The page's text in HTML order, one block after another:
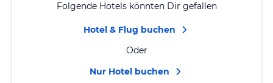
Folgende Hotels könnten Dir gefallen
Hotel & Flug buchen
Oder
Nur Hotel buchen